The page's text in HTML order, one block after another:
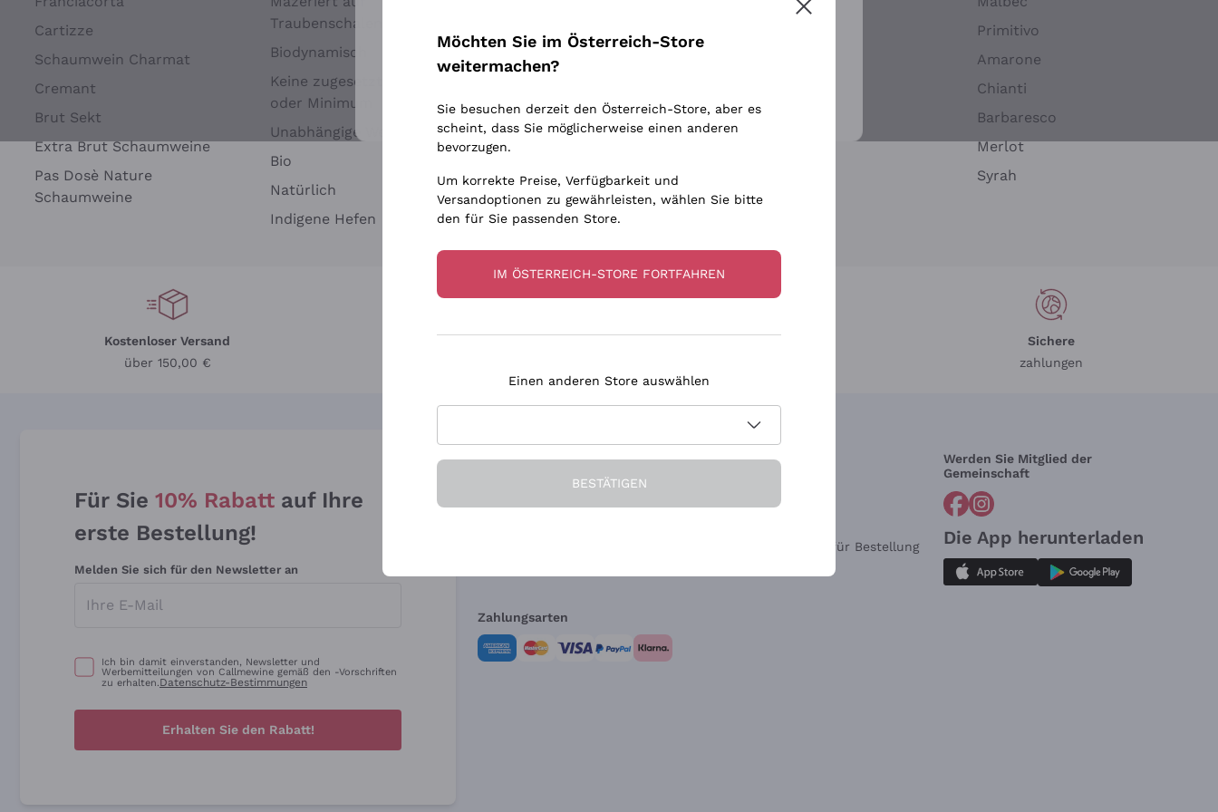
Cartizze
Schaumwein Charmat
Cremant
Brut Sekt
Extra Brut Schaumweine
Pas Dosè Nature
Schaumweine
Traubenschalen
Biodynamisch
Keine zugesetzten Sulfite
oder Minimum
Unabhängige Weinbauern
Bio
Natürlich
Indigene Hefen
Occhipinti Arianna
Biondi Santi
Argiolas
Zenato
Ca' dei Frati
Chardonnay
Primitivo
Amarone
Chianti
Barbaresco
Merlot
Syrah
Kostenloser Versand
über 150,00 €
Sichere
zahlungen
Für Sie 10% Rabatt auf Ihre
erste Bestellung!
Melden Sie sich für den Newsletter an
Ich bin damit einverstanden, Newsletter und
Werbemitteilungen von Callmewine gemäß den -Vorschriften
zu erhalten.Datenschutz-Bestimmungen
Erhalten Sie den Rabatt!
Die Firma Brauchen Sie Hilfe?
Widerrufsformular für Bestellung
Werden Sie Mitglied der
Gemeinschaft
Die App herunterladen
Zahlungsarten
Weitere Informationen finden Sie in unserem Datenschutz-Bestimmungen
Möchten Sie im Österreich-Store
weitermachen?
Sie besuchen derzeit den Österreich-Store, aber es
scheint, dass Sie möglicherweise einen anderen
bevorzugen.
Um korrekte Preise, Verfügbarkeit und
Versandoptionen zu gewährleisten, wählen Sie bitte
den für Sie passenden Store.
IM ÖSTERREICH-STORE FORTFAHREN
Einen anderen Store auswählen
BESTÄTIGEN